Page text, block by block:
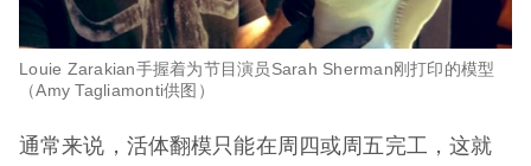
Louie Zarakian手握着为节目演员Sarah Sherman刚打印的模型
（Amy Tagliamonti供图）
通常来说，活体翻模只能在周四或周五完工，这就